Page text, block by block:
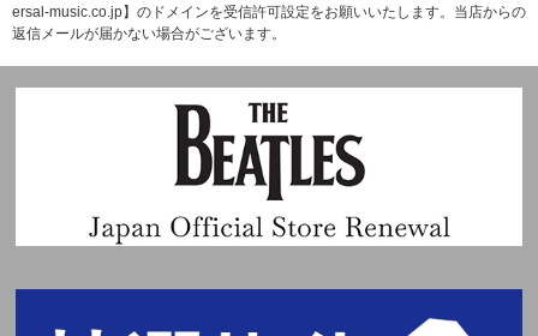
ersal-music.co.jp】のドメインを受信許可設定をお願いいたします。当店からの
返信メールが届かない場合がございます。